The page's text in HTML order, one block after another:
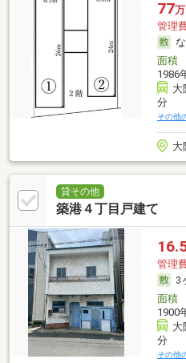
77
管理
面積
1986
大
分
その他
大
貸その他
築港４丁目戸建て
管理
3
面積
1900
大
分
その他